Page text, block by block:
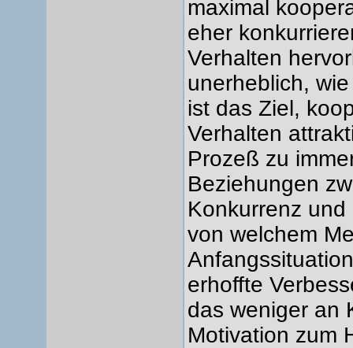
maximal
eher
Verhalten
unerheblich,
ist das Ziel,
Verhalten
Prozeß zu
Beziehungen
Konkurrenz
von welchem
erhoffte
das weniger an
Motivation zum